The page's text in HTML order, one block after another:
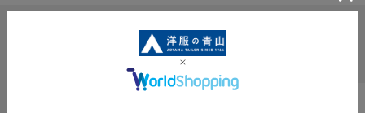
INFORMATION